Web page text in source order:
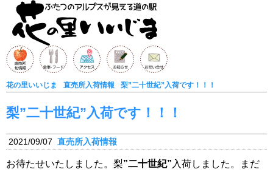
花の里いいじま 直売所入荷情報 梨”二十世紀”入荷です！！！
梨”二十世紀”入荷です！！！
2021/09/07 直売所入荷情報
お待たせいたしました。梨”二十世紀” 入荷しました。まだ